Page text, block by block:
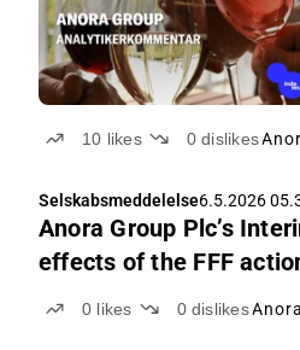
10 likes 0dislikes
Selskabsmeddelelse6.5.2026
Anora Group Plc’s
effects of the FFF
0 likes 0 dislikes